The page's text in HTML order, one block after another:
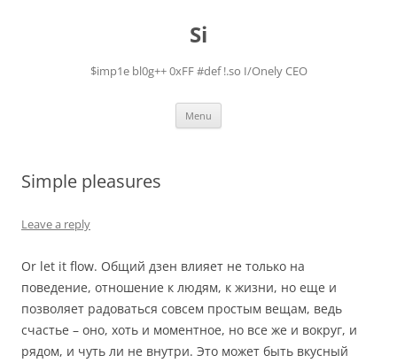
Si
$imp1e bl0g++ 0xFF #def !.so I/Onely CEO
Menu
Simple pleasures
Leave a reply
Or let it flow. Общий дзен влияет не только на
поведение, отношение к людям, к жизни, но еще и
позволяет радоваться совсем простым вещам, ведь
счастье – оно, хоть и моментное, но все же и вокруг, и
рядом, и чуть ли не внутри. Это может быть вкусный